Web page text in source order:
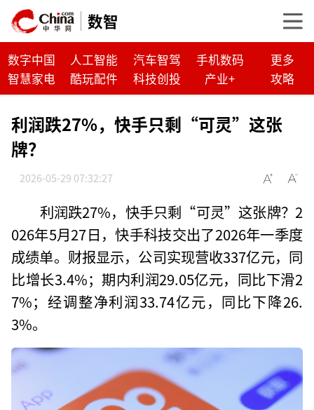
数智
数字中国 人工智能 汽车智驾 手机数码
更多
智慧家电
酷玩配件 科技创投 产业+ 攻略
利润跌27%，快手只剩“可灵”这张
牌？
2026-05-29 07:32:27
利润跌27%，快手只剩“可灵”这张牌？2
026年5月27日，快手科技交出了2026年一季度
成绩单。财报显示，公司实现营收337亿元，同
比增长3.4%；期内利润29.05亿元，同比下滑2
7%；经调整净利润33.74亿元，同比下降26.
3%。